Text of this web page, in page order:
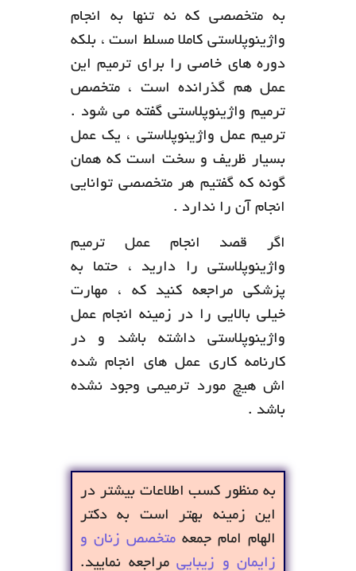
به متخصصی که نه تنها به انجام
واژینوپلاستی کاملا مسلط است ، بلکه
دوره های خاصی را برای ترمیم این
عمل هم گذرانده است ، متخصص
ترمیم واژینوپلاستی گفته می شود .
ترمیم عمل واژینوپلاستی ، یک عمل
بسیار ظریف و سخت است که همان
گونه که گفتیم هر متخصصی توانایی
انجام آن را ندارد .
اگر قصد انجام عمل ترمیم
واژینوپلاستی را دارید ، حتما به
پزشکی مراجعه کنید که ، مهارت
خیلی بالایی را در زمینه انجام عمل
واژینوپلاستی داشته باشد و در
کارنامه کاری عمل های انجام شده
اش هیچ مورد ترمیمی وجود نشده
باشد .
به منظور کسب اطلاعات بیشتر در
این زمینه بهتر است به دکتر
الهام امام جمعه متخصص زنان و
زایمان و زیبایی مراجعه نمایید.